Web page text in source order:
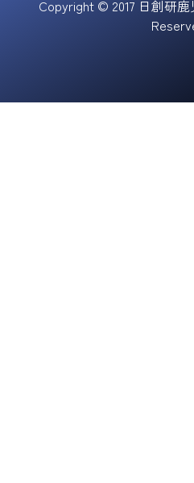
Copyright © 2017 日創研